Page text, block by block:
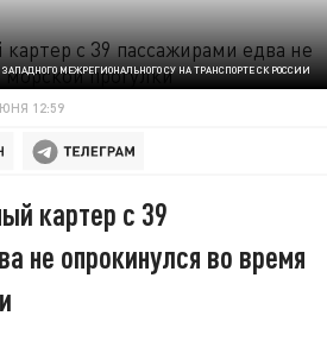
МЕЖРЕГИОНАЛЬНОГО СУ НА ТРАНСПОРТЕ СК РОССИИ
12:59
картер с 39
не опрокинулся во время